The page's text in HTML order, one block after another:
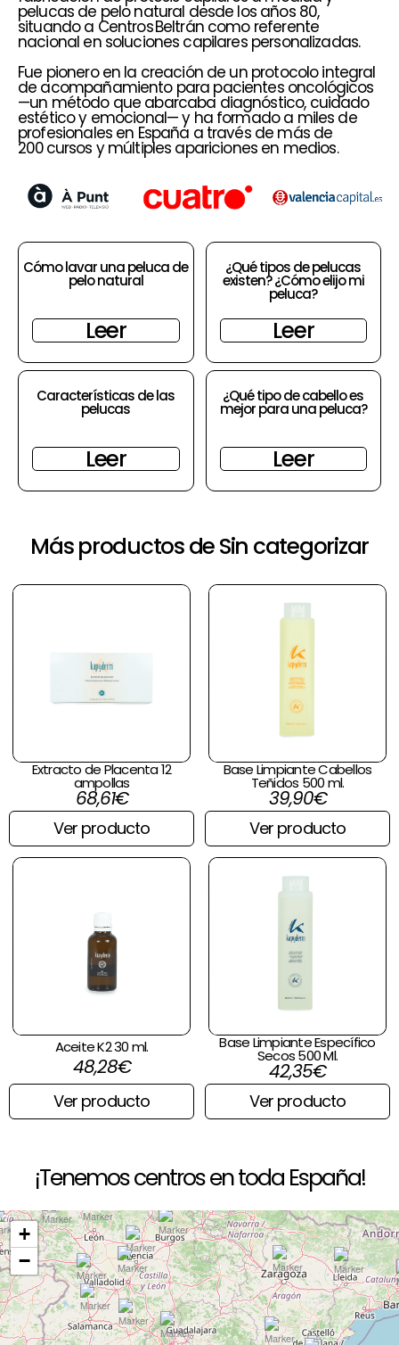
pelucas de pelo natural desde los años 80,
situando a Centros Beltrán como referente
nacional en soluciones capilares personalizadas.
Fue pionero en la creación de un protocolo integral
de acompañamiento para pacientes oncológicos
—un método que abarcaba diagnóstico, cuidado
estético y emocional— y ha formado a miles de
profesionales en España a través de más de
200 cursos y múltiples apariciones en medios.
Cómo lavar una peluca de
pelo natural
Leer
¿Qué tipos de pelucas
existen? ¿Cómo elijo mi
peluca?
Leer
Características de las
pelucas
Leer
¿Qué tipo de cabello es
mejor para una peluca?
Leer
Más productos de Sin categorizar
Extracto de Placenta 12
ampollas
68,61€
Ver producto
Base Limpiante Cabellos
Teñidos 500 ml.
39,90€
Ver producto
Aceite K2 30 ml.
48,28€
Ver producto
Base Limpiante Específico
Secos 500 Ml.
42,35€
Ver producto
¡Tenemos centros en toda España!
+
−